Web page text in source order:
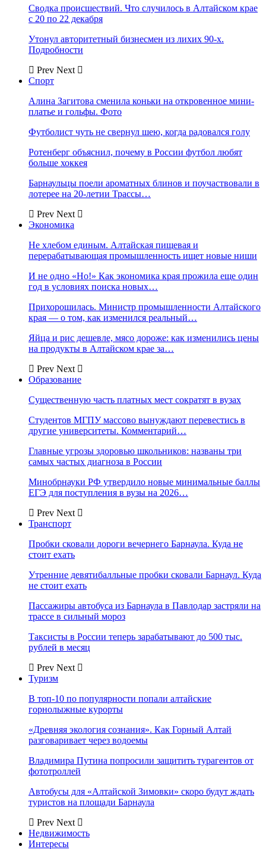
Сводка происшествий. Что случилось в Алтайском крае
с 20 по 22 декабря
Утонул авторитетный бизнесмен из лихих 90-х.
Подробности
Prev Next
Спорт
Алина Загитова сменила коньки на откровенное мини-
платье и гольфы. Фото
Футболист чуть не свернул шею, когда радовался голу
Ротенберг объяснил, почему в России футбол любят
больше хоккея
Барнаульцы поели ароматных блинов и поучаствовали в
лотерее на 20-летии Трассы…
Prev Next
Экономика
Не хлебом единым. Алтайская пищевая и
перерабатывающая промышленность ищет новые ниши
И не одно «Но!» Как экономика края прожила еще один
год в условиях поиска новых…
Прихорошилась. Министр промышленности Алтайского
края — о том, как изменился реальный…
Яйца и рис дешевле, мясо дороже: как изменились цены
на продукты в Алтайском крае за…
Prev Next
Образование
Существенную часть платных мест сократят в вузах
Студентов МГПУ массово вынуждают перевестись в
другие университеты. Комментарий…
Главные угрозы здоровью школьников: названы три
самых частых диагноза в России
Минобрнауки РФ утвердило новые минимальные баллы
ЕГЭ для поступления в вузы на 2026…
Prev Next
Транспорт
Пробки сковали дороги вечернего Барнаула. Куда не
стоит ехать
Утренние девятибалльные пробки сковали Барнаул. Куда
не стоит ехать
Пассажиры автобуса из Барнаула в Павлодар застряли на
трассе в сильный мороз
Таксисты в России теперь зарабатывают до 500 тыс.
рублей в месяц
Prev Next
Туризм
В топ-10 по популярности попали алтайские
горнолыжные курорты
«Древняя экология сознания». Как Горный Алтай
разговаривает через водоемы
Владимира Путина попросили защитить турагентов от
фототроллей
Автобусы для «Алтайской Зимовки» скоро будут ждать
туристов на площади Барнаула
Prev Next
Недвижимость
Интересы